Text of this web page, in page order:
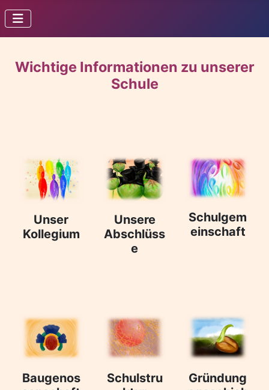
Wichtige Informationen zu unserer
Schule
Unser
Kollegium
Unsere
Abschlüss
e
Schulgem
einschaft
Baugenos
Schulstru
Gründung